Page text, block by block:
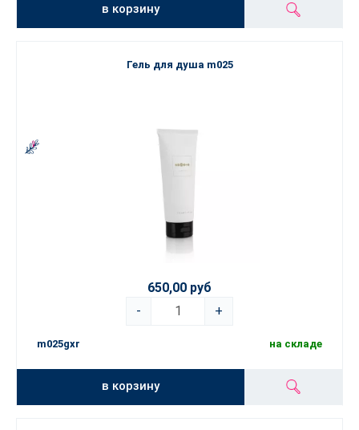
в корзину
Гель для душа m025
650,00 руб
-
+
m025gxr на складе
в корзину